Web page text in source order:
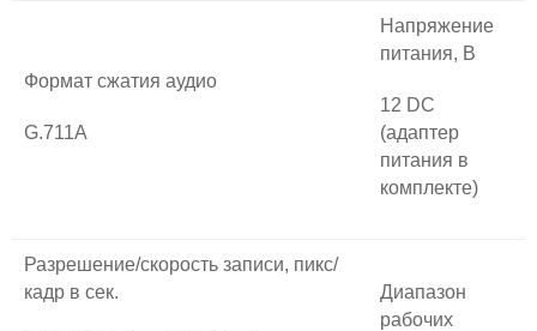
Формат сжатия аудио
G.711A
Напряжение
питания, В
12 DC
(адаптер
питания в
комплекте)
Разрешение/скорость записи, пикс/
кадр в сек.
Диапазон
рабочих